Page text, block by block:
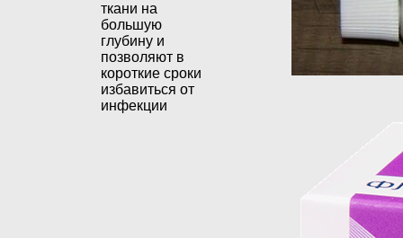
ткани на
большую
глубину и
позволяют в
короткие сроки
избавиться от
инфекции